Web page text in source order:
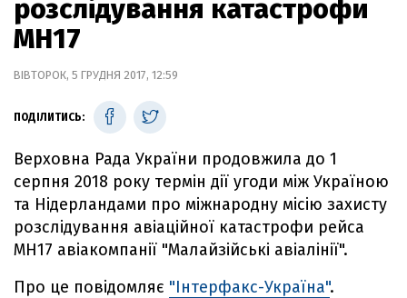
розслідування катастрофи
МН17
ВІВТОРОК, 5 ГРУДНЯ 2017, 12:59
ПОДІЛИТИСЬ:
Верховна Рада України продовжила до 1
серпня 2018 року термін дії угоди між Україною
та Нідерландами про міжнародну місію захисту
розслідування авіаційної катастрофи рейса
MH17 авіакомпанії "Малайзійські авіалінії".
Про це повідомляє "Інтерфакс-Україна".